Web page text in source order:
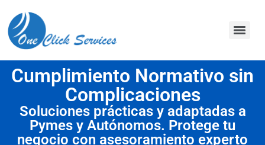
Cumplimiento Normativo sin
Complicaciones
Soluciones prácticas y adaptadas a
Pymes y Autónomos. Protege tu
negocio con asesoramiento experto